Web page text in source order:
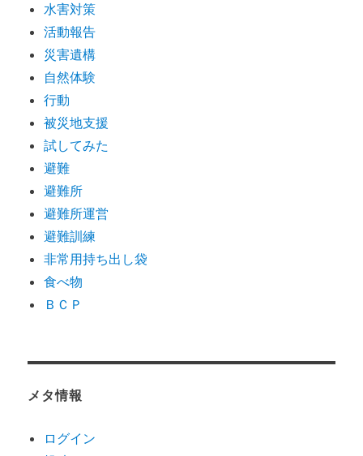
水害対策
活動報告
災害遺構
自然体験
行動
被災地支援
試してみた
避難
避難所
避難所運営
避難訓練
非常用持ち出し袋
食べ物
ＢＣＰ
メタ情報
ログイン